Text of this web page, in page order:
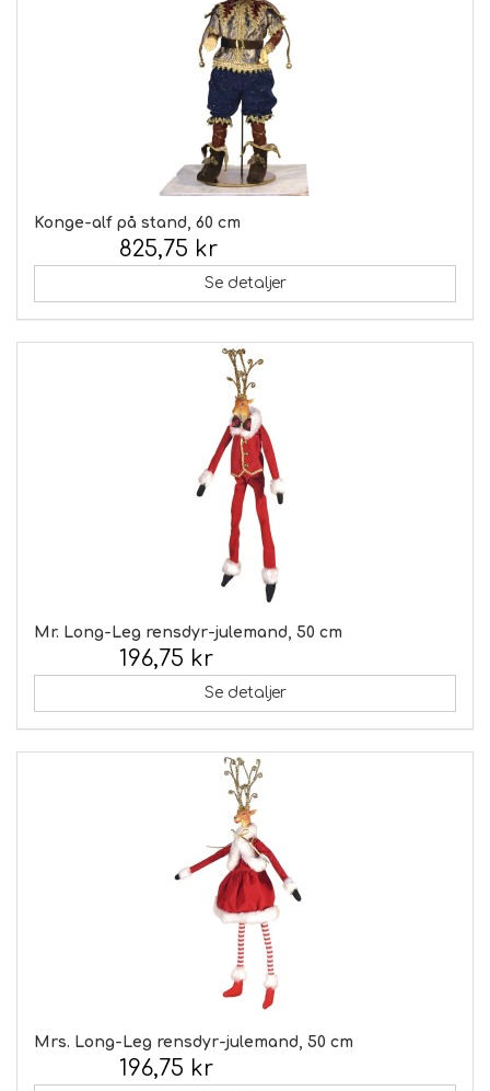
Konge-alf på stand, 60 cm
825,75 kr
Se detaljer
Mr. Long-Leg rensdyr-julemand, 50 cm
196,75 kr
Se detaljer
Mrs. Long-Leg rensdyr-julemand, 50 cm
196,75 kr